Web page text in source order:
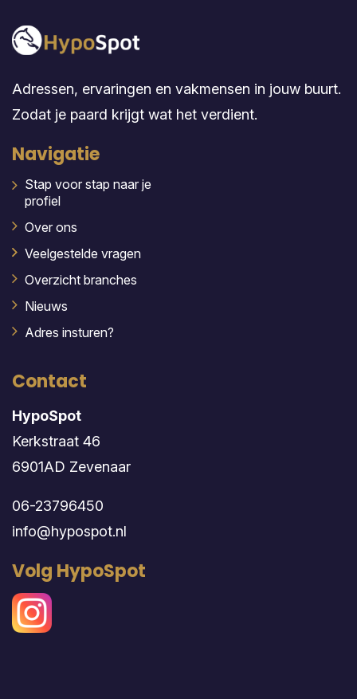
Adressen, ervaringen en vakmensen in jouw buurt.
Zodat je paard krijgt wat het verdient.
Navigatie
Stap voor stap naar je
profiel
Over ons
Veelgestelde vragen
Overzicht branches
Nieuws
Adres insturen?
Contact
HypoSpot
Kerkstraat 46
6901AD Zevenaar
06-23796450
info@hypospot.nl
Volg HypoSpot